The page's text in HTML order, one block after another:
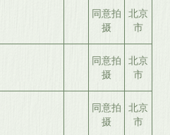
同意拍
摄
北京
市
同意拍
摄
北京
市
同意拍
摄
北京
市